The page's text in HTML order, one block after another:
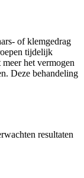
of klemgedrag
tijdelijk
het vermogen
Deze behandeling
resultaten